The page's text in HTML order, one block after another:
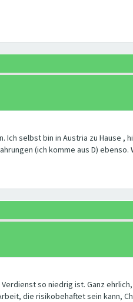
Ich selbst bin in Austria zu Hause ,
(ich komme aus D)
so niedrig ist. Ganz
die risikobehaftet sein kann,